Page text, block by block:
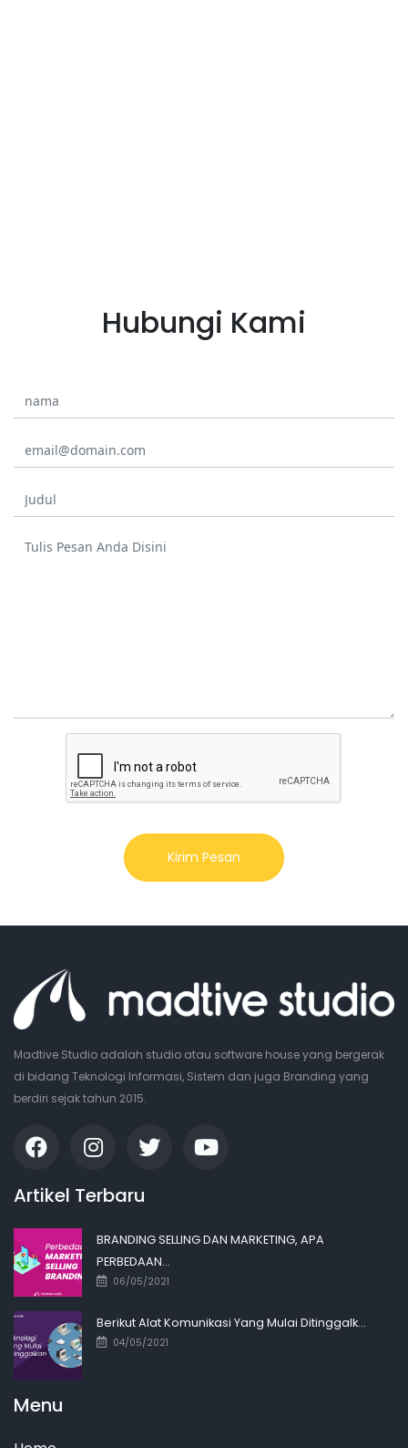
Hubungi Kami
Kirim Pesan
Madtive Studio adalah studio atau software house yang bergerak
di bidang Teknologi Informasi, Sistem dan juga Branding yang
berdiri sejak tahun 2015.
Artikel Terbaru
BRANDING SELLING DAN MARKETING, APA
PERBEDAAN...
06/05/2021
Berikut Alat Komunikasi Yang Mulai Ditinggalk...
04/05/2021
Menu